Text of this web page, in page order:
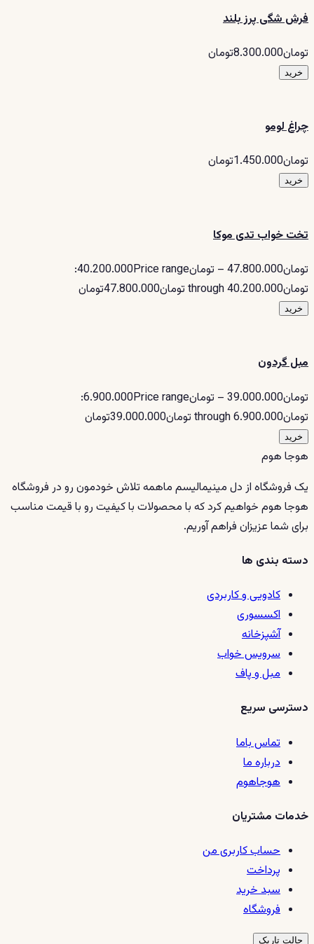
فرش شگی پرز بلند
تومان8.300.000تومان
خرید
چراغ لومو
تومان1.450.000تومان
خرید
تخت خواب تدی موکا
تومان47.800.000 – تومان40.200.000Price range:
تومان40.200.000 through تومان47.800.000تومان
خرید
مبل گردون
تومان39.000.000 – تومان6.900.000Price range:
تومان6.900.000 through تومان39.000.000تومان
خرید
هوجا هوم
یک فروشگاه از دل مینیمالیسم ماهمه تلاش خودمون رو در فروشگاه
هوجا هوم خواهیم کرد که با محصولات با کیفیت رو با قیمت مناسب
برای شما عزیزان فراهم آوریم.
دسته بندی ها
کادویی و کاربردی
اکسسوری
آشپزخانه
سرویس خواب
مبل و پاف
دسترسی سریع
تماس باما
درباره ما
هوجاهوم
خدمات مشتریان
حساب کاربری من
پرداخت
سبد خرید
فروشگاه
حالت تاریک